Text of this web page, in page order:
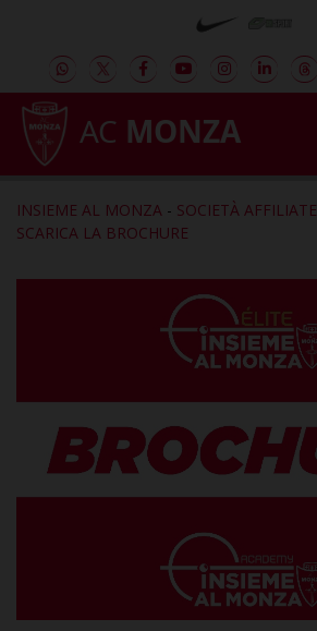
AC MONZA
INSIEME AL MONZA - SOCIETÀ AFFILIATE
SCARICA LA BROCHURE